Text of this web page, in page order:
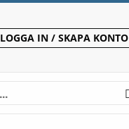
LOGGA IN / SKAPA KONTO